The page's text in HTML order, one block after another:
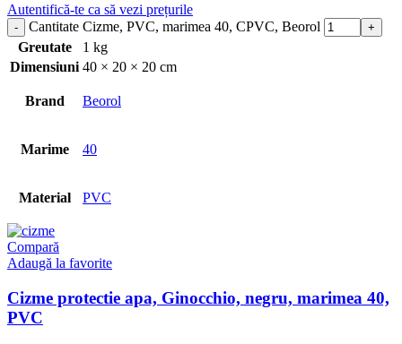
Autentifică-te ca să vezi prețurile
Cantitate Cizme, PVC, marimea 40, CPVC, Beorol
Greutate
1 kg
Dimensiuni 40 × 20 × 20 cm
Brand Beorol
Marime 40
Material PVC
Compară
Adaugă la favorite
Cizme protectie apa, Ginocchio, negru, marimea 40,
PVC